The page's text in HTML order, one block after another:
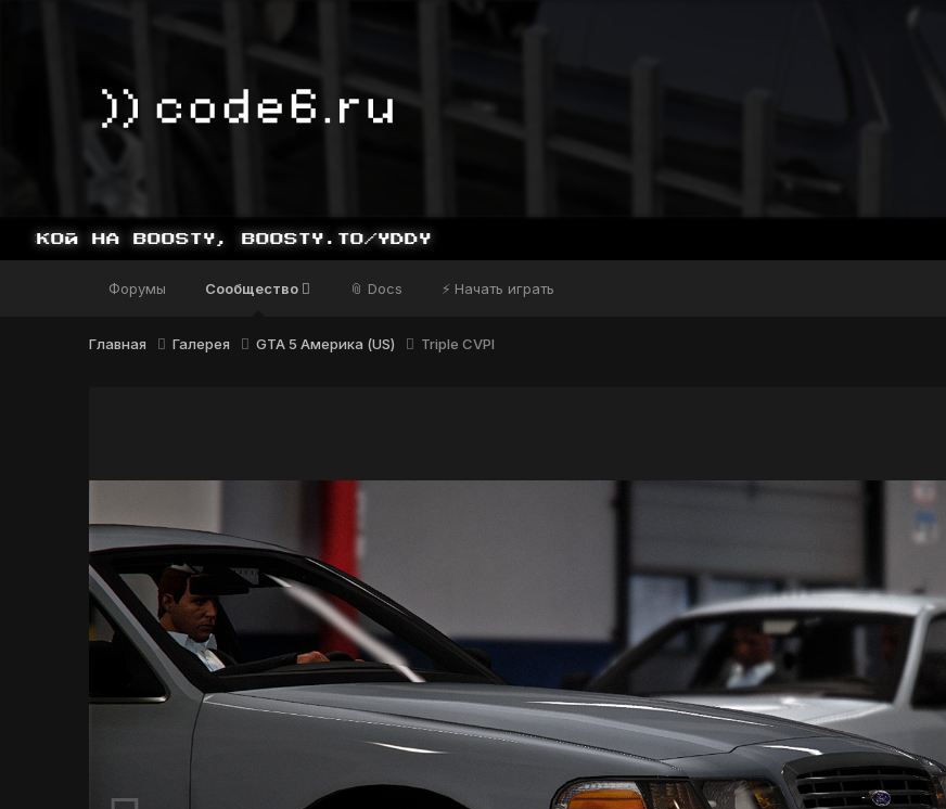
Форумы Сообщество 📎 Docs ⚡ Начать играть
Главная Галерея GTA 5 Америка (US) Triple CVPI